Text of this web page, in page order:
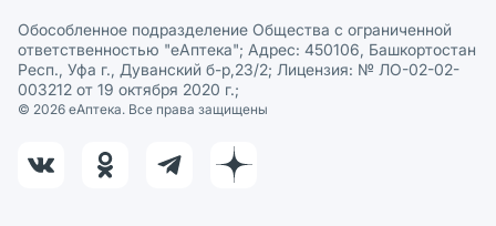
Обособленное подразделение Общества с ограниченной
ответственностью "еАптека"; Адрес: 450106, Башкортостан
Респ., Уфа г., Дуванский б-р,23/2; Лицензия: № ЛО-02-02-
003212 от 19 октября 2020 г.;
© 2026 eАптека. Все права защищены